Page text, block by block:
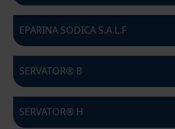
EPARINA SODICA S.A.L.F
SERVATOR® B
SERVATOR® H